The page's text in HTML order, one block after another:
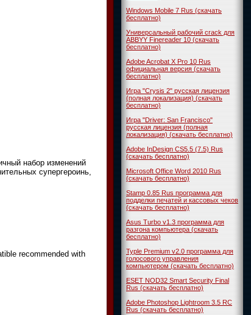
набор изменений
супергероинь,
recommended with
Windows Mobile 7 Rus (скачать
бесплатно)
Универсальный рабочий crack для
ABBYY Finereader 10 (скачать
бесплатно)
Adobe Acrobat X Pro 10 Rus
официальная версия (скачать
бесплатно)
Игра "Crysis 2" русская лицензия
(полная локализация) (скачать
бесплатно)
Игра "Driver: San Francisco"
русская лицензия (полная
локализация) (скачать бесплатно)
Adobe InDesign CS5.5 (7.5) Rus
(скачать бесплатно)
Microsoft Office Word 2010 Rus
(скачать бесплатно)
Stamp 0.85 Rus программа для
подделки печатей и кассовых чеков
(скачать бесплатно)
Asus Turbo v1.3 программа для
разгона компьютера (скачать
бесплатно)
Typle Premium v2.0 программа для
голосового управления
компьютером (скачать бесплатно)
ESET NOD32 Smart Security Final
Rus (скачать бесплатно)
Adobe Photoshop Lightroom 3.5 RC
Rus (скачать бесплатно)